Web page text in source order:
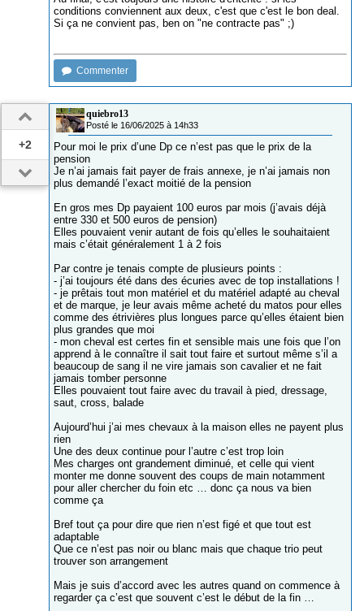
conditions conviennent aux deux, c'est que c'est le bon deal.
Si ça ne convient pas, ben on "ne contracte pas" ;)
Commenter
+2
quiebro13
Posté le 16/06/2025 à 14h33
Pour moi le prix d’une Dp ce n’est pas que le prix de la
pension
Je n’ai jamais fait payer de frais annexe, je n’ai jamais non
plus demandé l’exact moitié de la pension
En gros mes Dp payaient 100 euros par mois (j’avais déjà
entre 330 et 500 euros de pension)
Elles pouvaient venir autant de fois qu’elles le souhaitaient
mais c’était généralement 1 à 2 fois
Par contre je tenais compte de plusieurs points :
- j’ai toujours été dans des écuries avec de top installations !
- je prêtais tout mon matériel et du matériel adapté au cheval
et de marque, je leur avais même acheté du matos pour elles
comme des étrivières plus longues parce qu’elles étaient bien
plus grandes que moi
- mon cheval est certes fin et sensible mais une fois que l’on
apprend à le connaître il sait tout faire et surtout même s’il a
beaucoup de sang il ne vire jamais son cavalier et ne fait
jamais tomber personne
Elles pouvaient tout faire avec du travail à pied, dressage,
saut, cross, balade
Aujourd’hui j’ai mes chevaux à la maison elles ne payent plus
rien
Une des deux continue pour l’autre c’est trop loin
Mes charges ont grandement diminué, et celle qui vient
monter me donne souvent des coups de main notamment
pour aller chercher du foin etc … donc ça nous va bien
comme ça
Bref tout ça pour dire que rien n’est figé et que tout est
adaptable
Que ce n’est pas noir ou blanc mais que chaque trio peut
trouver son arrangement
Mais je suis d’accord avec les autres quand on commence à
regarder ça c’est que souvent c’est le début de la fin …